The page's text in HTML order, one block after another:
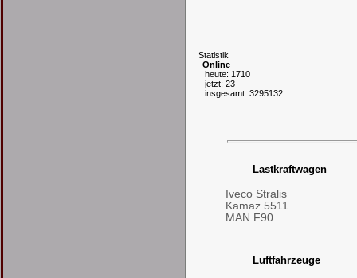
Statistik
Online
heute: 1710
jetzt: 23
insgesamt: 3295132
Lastkraftwagen
Iveco Stralis
Kamaz 5511
MAN F90
Luftfahrzeuge